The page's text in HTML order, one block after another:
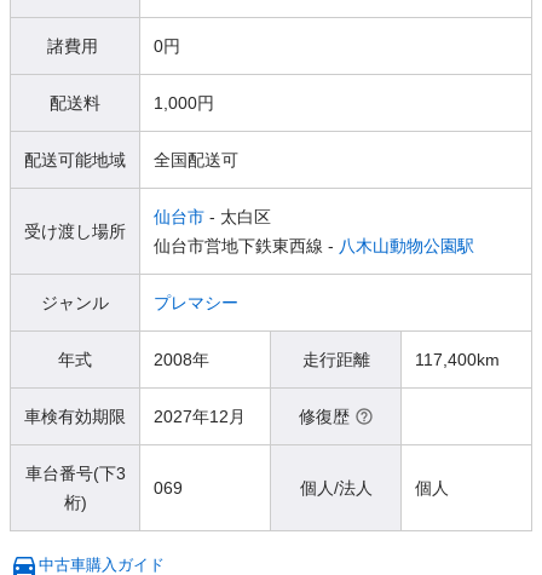
諸費用 0円
配送料 1,000円
配送可能地域 全国配送可
受け渡し場所
仙台市 - 太白区
仙台市営地下鉄東西線 - 八木山動物公園駅
ジャンル プレマシー
年式 2008年 走行距離 117,400km
車検有効期限 2027年12月 修復歴
車台番号(下3
桁)
069 個人/法人 個人
中古車購入ガイド